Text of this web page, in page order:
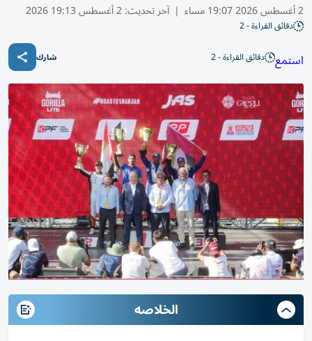
2 أغسطس 2026 19:07 مساء | آخر تحديث:2 أغسطس 19:13 2026
دقائق القراءة - 2
استمع دقائق القراءة - 2 شارك
الخلاصه